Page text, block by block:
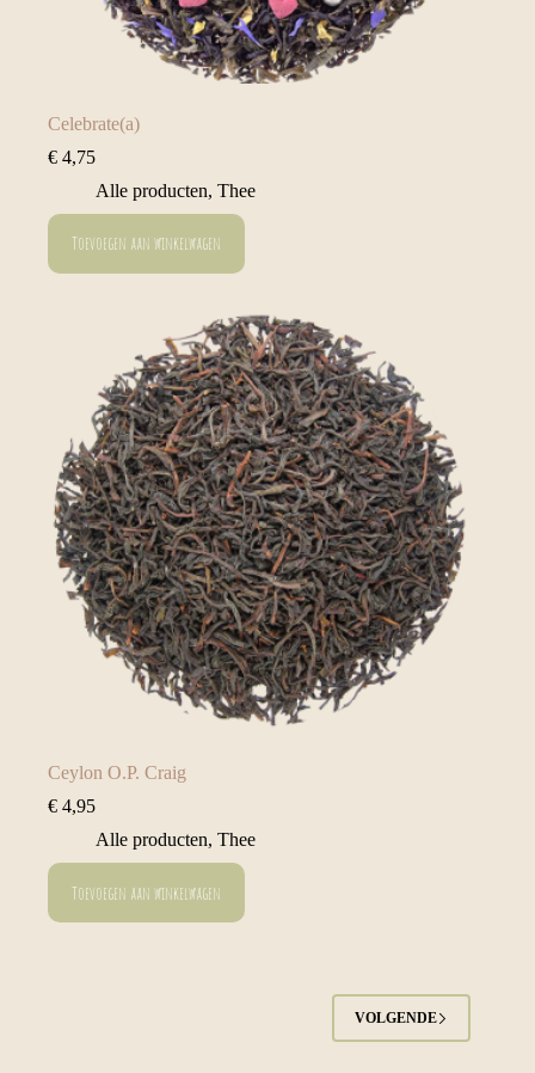
Celebrate(a)
€ 4,75
Alle producten, Thee
Toevoegen aan winkelwagen
Ceylon O.P. Craig
€ 4,95
Alle producten, Thee
Toevoegen aan winkelwagen
VOLGENDE